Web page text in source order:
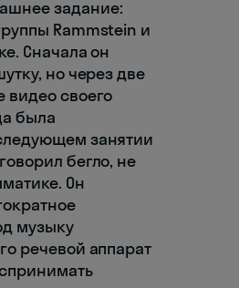
задание:
Rammstein и
Сначала он
но через две
видео своего
была
занятии
бегло, не
Он
музыку
речевой аппарат